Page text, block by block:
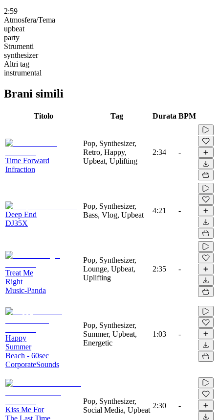
2:59
Atmosfera/Tema
upbeat
party
Strumenti
synthesizer
Altri tag
instrumental
Brani simili
Titolo Tag Durata BPM
Time Forward
Infraction
Pop, Synthesizer,
Retro, Happy,
Upbeat, Uplifting
2:34 -
Deep End
DJ35X
Pop, Synthesizer,
Bass, Vlog, Upbeat
4:21 -
Treat Me
Right
Music-Panda
Pop, Synthesizer,
Lounge, Upbeat,
Uplifting
2:35 -
Happy
Summer
Beach - 60sec
CorporateSounds
Pop, Synthesizer,
Summer, Upbeat,
Energetic
1:03 -
Kiss Me For
The Last Time
Pop, Synthesizer,
Social Media, Upbeat
2:30 -